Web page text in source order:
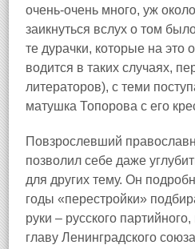
очень‑очень много, уж
заикнуться вслух о том
те дурачки, которые на это
водится в таких случаях,
литераторов), с теми
матушка Топорова с его
Повзрослевший
позволил себе даже
для других тему. Он
годы «перестройки»
руки – русского
главу Ленинградского